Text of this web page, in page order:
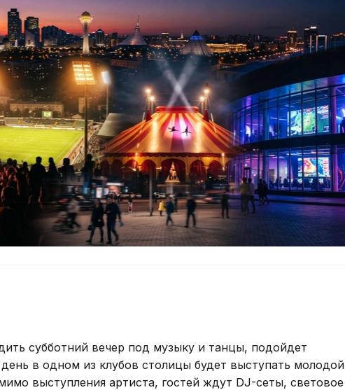
субботний вечер под музыку и танцы, подойдет
день в одном из клубов столицы будет выступать молодой
выступления артиста, гостей ждут DJ-сеты, световое